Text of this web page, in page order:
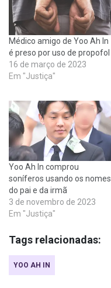
Médico amigo de Yoo Ah In
é preso por uso de propofol
16 de março de 2023
Em "Justiça"
Yoo Ah In comprou
soníferos usando os nomes
do pai e da irmã
3 de novembro de 2023
Em "Justiça"
Tags relacionadas:
YOO AH IN